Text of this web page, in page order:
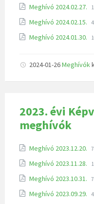
Meghívó 2024.02.27.
Meghívó 2024.02.15.
Meghívó 2024.01.30.
2024-01-26Meghívók
2023. évi
meghívók
Meghívó 2023.12.20.
Meghívó 2023.11.28.
Meghívó 2023.10.31.
Meghívó 2023.09.29.